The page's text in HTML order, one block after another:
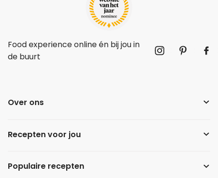
Food experience online én bij jou in
de buurt
Over ons
Recepten voor jou
Populaire recepten